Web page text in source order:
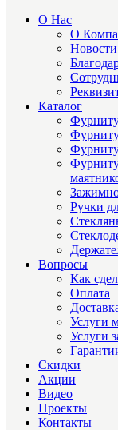
О Нас
О
Новости
Каталог
Ручки
Вопросы
Как
Оплата
Услуги
Услуги
Скидки
Акции
Видео
Проекты
Контакты